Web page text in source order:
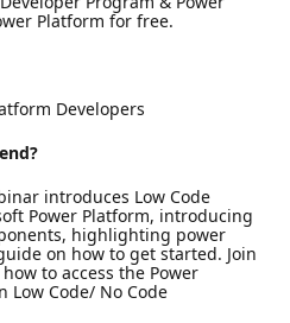
Platform for free.
Developers
introduces Low Code
Power Platform, introducing
highlighting power
on how to get started. Join
to access the Power
Code/ No Code